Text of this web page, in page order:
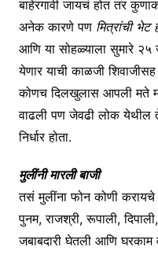
बाहेरगावी जायचं होत तर
अनेक कारणे पण मित्रांची
आणि या सोहळ्याला सुमारे
येणार याची काळजी
कोणच दिलखुलास आपली मते
वाढली पण जेवढी लोक येथील
निर्धार होता.
मुलींनी मारली बाजी
तसं मुलींना फोन कोणी करायचे
पुनम, राजश्री, रूपाली,
जबाबदारी घेतली आणि घरकाम